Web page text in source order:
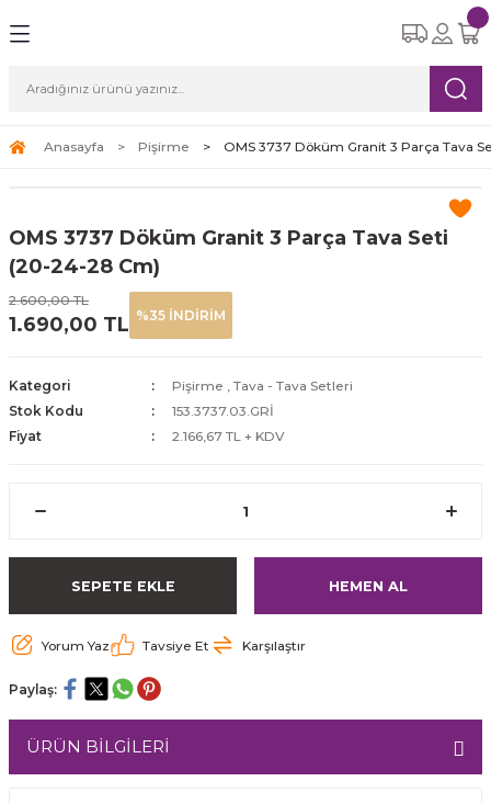
6 Kişilik Yemek Takımı
6 Kişilik Cam Bardak Setleri
Çay Fincan Setleri
Seti Robot Süpürge
Yatay Süpürge
Anasayfa Pişirme OMS 3737 Döküm Granit 3 Parça Tava
OMS 3737 Döküm Granit 3 Parça Tava Seti
(20-24-28 Cm)
2.600,00 TL
1.690,00 TL %35 İNDİRİM
Kategori Pişirme , Tava - Tava Setleri
Stok Kodu
153.3737.03.GRİ
Fiyat
2.166,67 TL + KDV
SEPETE EKLE HEMEN AL
Yorum Yaz Tavsiye Et Karşılaştır
Paylaş:
ÜRÜN BİLGİLERİ